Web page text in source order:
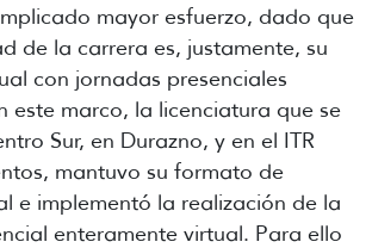
mayor esfuerzo, dado que
de la carrera es, justamente, su
con jornadas presenciales
este marco, la licenciatura que se
Sur, en Durazno, y en el ITR
mantuvo su formato de
e implementó la realización de la
enteramente virtual. Para ello